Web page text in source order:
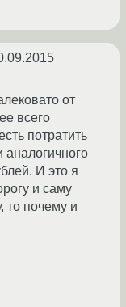
от
всего
потратить
аналогичного
И это я
и саму
то почему и